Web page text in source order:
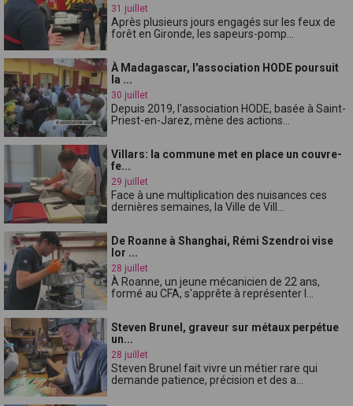
31 juillet
Après plusieurs jours engagés sur les feux de
forêt en Gironde, les sapeurs-pomp...
À Madagascar, l'association HODE poursuit
la ...
30 juillet
Depuis 2019, l'association HODE, basée à Saint-
Priest-en-Jarez, mène des actions...
Villars: la commune met en place un couvre-
fe...
29 juillet
Face à une multiplication des nuisances ces
dernières semaines, la Ville de Vill...
De Roanne à Shanghai, Rémi Szendroi vise
lor ...
28 juillet
À Roanne, un jeune mécanicien de 22 ans,
formé au CFA, s'apprête à représenter l...
Steven Brunel, graveur sur métaux perpétue
un...
28 juillet
Steven Brunel fait vivre un métier rare qui
demande patience, précision et des a...